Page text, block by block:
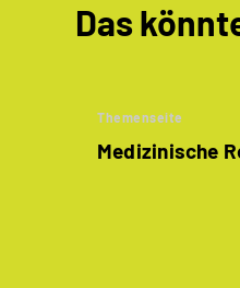
Das
Themenseite
Medizinische